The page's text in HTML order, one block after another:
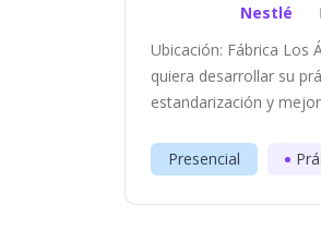
Nestlé
Ubicación: Fábrica Los
quiera desarrollar su
estandarización y
Presencial